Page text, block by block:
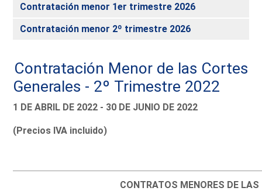
Contratación menor 1er trimestre 2026
Contratación menor 2º trimestre 2026
Contratación Menor de las Cortes
Generales - 2º Trimestre 2022
1 DE ABRIL DE 2022 - 30 DE JUNIO DE 2022
(Precios IVA incluido)
CONTRATOS MENORES DE LAS